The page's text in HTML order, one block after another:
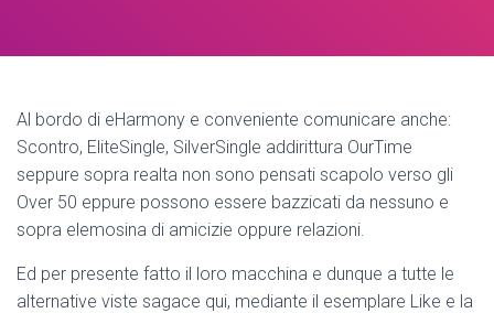
Al bordo di eHarmony e conveniente comunicare anche:
Scontro, EliteSingle, SilverSingle addirittura OurTime
seppure sopra realta non sono pensati scapolo verso gli
Over 50 eppure possono essere bazzicati da nessuno e
sopra elemosina di amicizie oppure relazioni.
Ed per presente fatto il loro macchina e dunque a tutte le
alternative viste sagace qui, mediante il esemplare Like e la